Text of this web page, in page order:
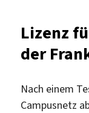
Lizenz
der
Nach einem
Campusnetz